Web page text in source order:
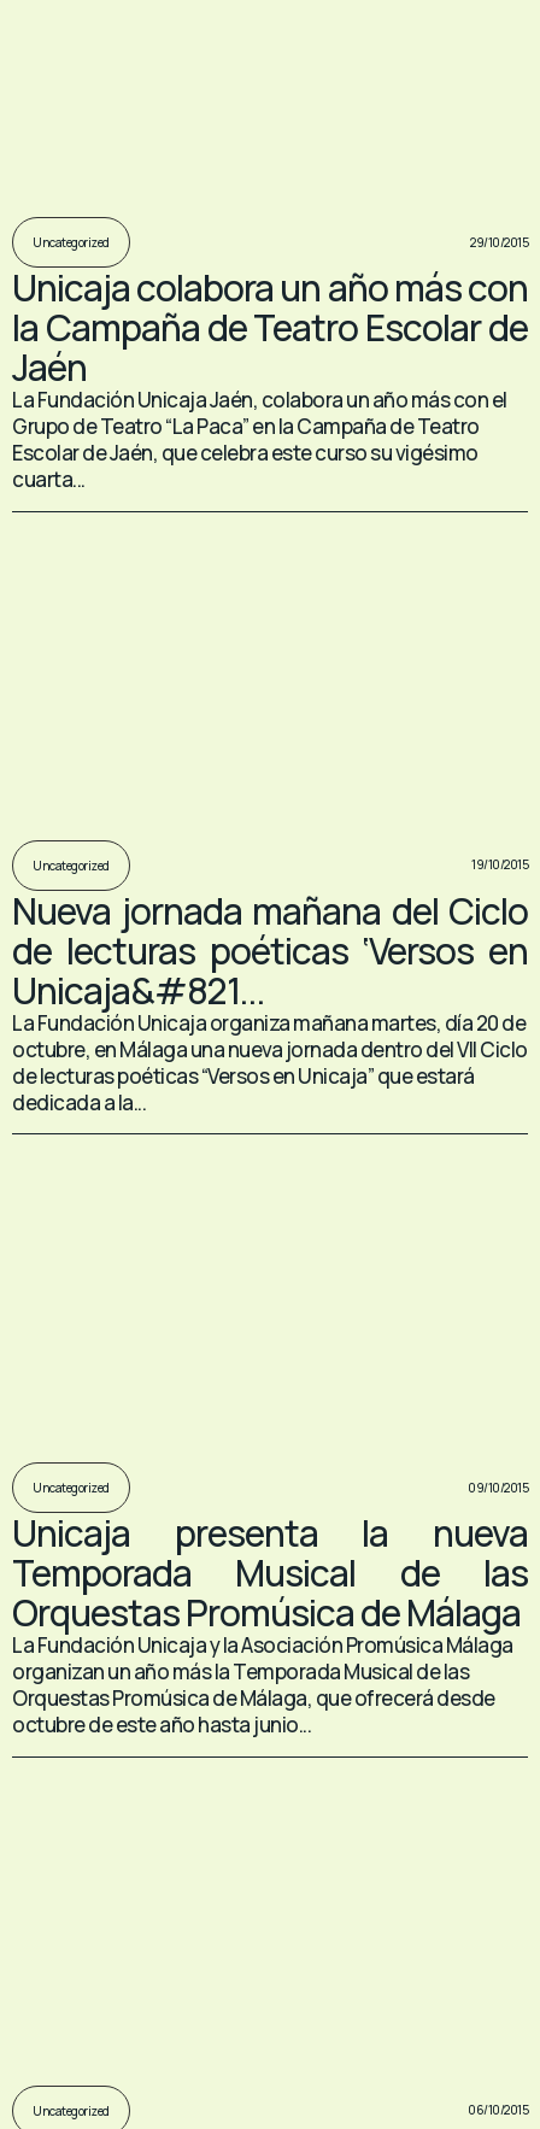
Uncategorized 29/10/2015
Unicaja colabora un año más con
la Campaña de Teatro Escolar de
Jaén
La Fundación Unicaja Jaén, colabora un año más con el
Grupo de Teatro “La Paca” en la Campaña de Teatro
Escolar de Jaén, que celebra este curso su vigésimo
cuarta...
Uncategorized 19/10/2015
Nueva jornada mañana del Ciclo
de lecturas poéticas ‘Versos en
Unicaja&#821...
La Fundación Unicaja organiza mañana martes, día 20 de
octubre, en Málaga una nueva jornada dentro del VII Ciclo
de lecturas poéticas “Versos en Unicaja” que estará
dedicada a la...
Uncategorized 09/10/2015
Unicaja presenta la nueva
Temporada Musical de las
Orquestas Promúsica de Málaga
La Fundación Unicaja y la Asociación Promúsica Málaga
organizan un año más la Temporada Musical de las
Orquestas Promúsica de Málaga, que ofrecerá desde
octubre de este año hasta junio...
Uncategorized 06/10/2015